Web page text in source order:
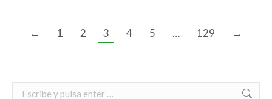
← 1 2 3 4 5 … 129 →
Search: